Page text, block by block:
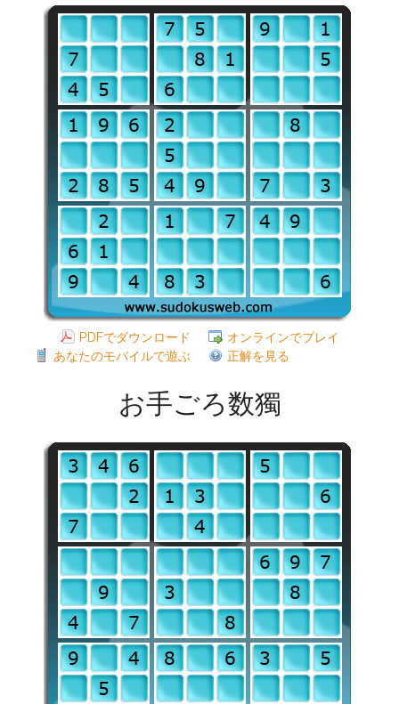
PDFでダウンロード
オンラインでプレイ
あなたのモバイルで遊ぶ
正解を見る
お手ごろ数獨